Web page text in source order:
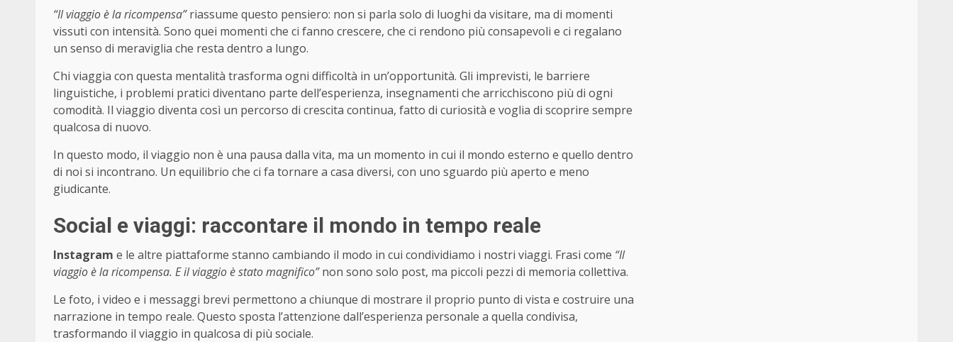
“Il viaggio è la ricompensa”riassume questo pensiero: non si parla solo di luoghi da visitare, ma di momenti
vissuti con intensità. Sono quei momenti che ci fanno crescere, che ci rendono più consapevoli e ci regalano
un senso di meraviglia che resta dentro a lungo.
Chi viaggia con questa mentalità trasforma ogni difficoltà in un’opportunità. Gli imprevisti, le barriere
linguistiche, i problemi pratici diventano parte dell’esperienza, insegnamenti che arricchiscono più di ogni
comodità. Il viaggio diventa così un percorso di crescita continua, fatto di curiosità e voglia di scoprire sempre
qualcosa di nuovo.
In questo modo, il viaggio non è una pausa dalla vita, ma un momento in cui il mondo esterno e quello dentro
di noi si incontrano. Un equilibrio che ci fa tornare a casa diversi, con uno sguardo più aperto e meno
giudicante.
Social e viaggi: raccontare il mondo in tempo reale
Instagram e le altre piattaforme stanno cambiando il modo in cui condividiamo i nostri viaggi. Frasi come “Il
viaggio è la ricompensa. E il viaggio è stato magnifico”non sono solo post, ma piccoli pezzi di memoria collettiva.
Le foto, i video e i messaggi brevi permettono a chiunque di mostrare il proprio punto di vista e costruire una
narrazione in tempo reale. Questo sposta l’attenzione dall’esperienza personale a quella condivisa,
trasformando il viaggio in qualcosa di più sociale.